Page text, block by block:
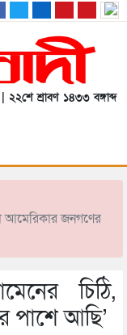
শ্রাবণ ১৪৩৩ বঙ্গাব্দ
আমেরিকার জনগণের
চিঠি,
পাশে আছি’